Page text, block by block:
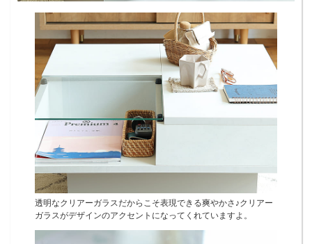
透明なクリアーガラスだからこそ表現できる爽やかさ♪クリアー
ガラスがデザインのアクセントになってくれていますよ。